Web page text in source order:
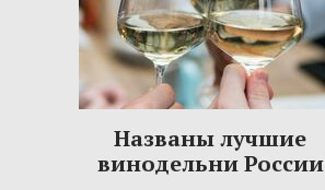
Названы лучшие
винодельни России